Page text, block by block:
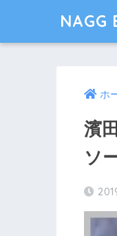
NAGG
ホ
濱
ソ